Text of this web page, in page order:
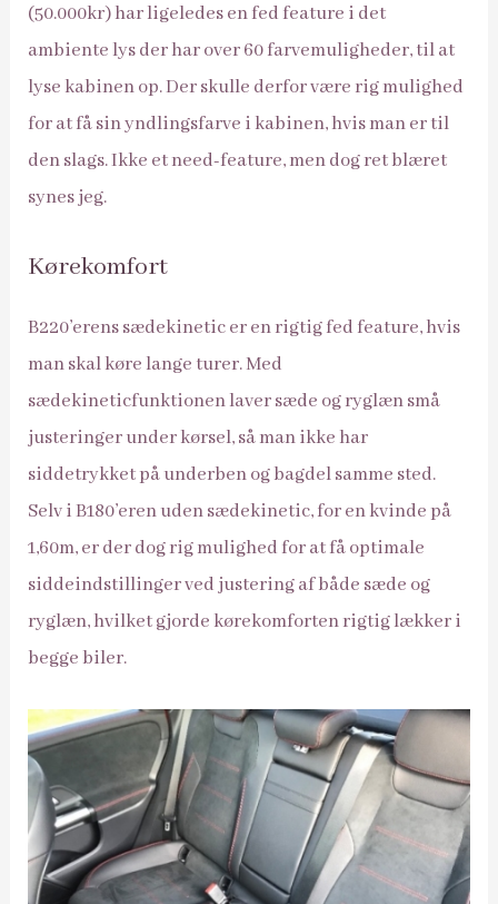
(50.000kr) har ligeledes en fed feature i det
ambiente lys der har over 60 farvemuligheder, til at
lyse kabinen op. Der skulle derfor være rig mulighed
for at få sin yndlingsfarve i kabinen, hvis man er til
den slags. Ikke et need-feature, men dog ret blæret
synes jeg.
Kørekomfort
B220’erens sædekinetic er en rigtig fed feature, hvis
man skal køre lange turer. Med
sædekineticfunktionen laver sæde og ryglæn små
justeringer under kørsel, så man ikke har
siddetrykket på underben og bagdel samme sted.
Selv i B180’eren uden sædekinetic, for en kvinde på
1,60m, er der dog rig mulighed for at få optimale
siddeindstillinger ved justering af både sæde og
ryglæn, hvilket gjorde kørekomforten rigtig lækker i
begge biler.